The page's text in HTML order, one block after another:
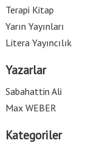
Terapi Kitap
Yarın Yayınları
Litera Yayıncılık
Yazarlar
Sabahattin Ali
Max WEBER
Kategoriler